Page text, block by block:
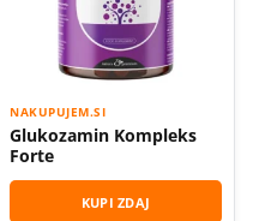
NAKUPUJEM.SI
Glukozamin Kompleks
Forte
KUPI ZDAJ